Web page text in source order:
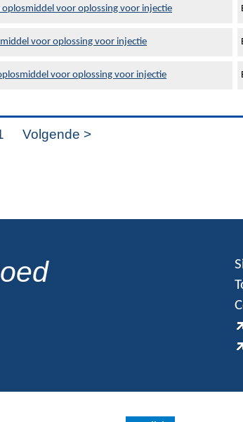
voor oplossing voor injectie
voor oplossing voor injectie
voor oplossing voor injectie
Volgende >